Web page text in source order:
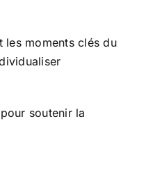
les moments clés du
soutenir la